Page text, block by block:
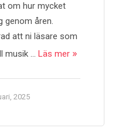
om hur mycket
genom åren.
att ni läsare som
musik … Läs mer
2025